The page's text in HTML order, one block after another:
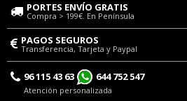
PORTES ENVÍO GRATIS
Compra > 199€. En Península
PAGOS SEGUROS
Transferencia, Tarjeta y Paypal
96 115 43 63 644 752 547
Atención personalizada